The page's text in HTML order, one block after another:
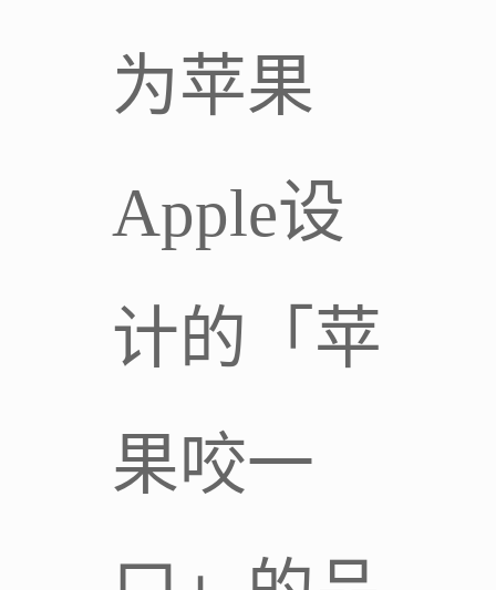
为苹果
Apple设
计的「苹
果咬一